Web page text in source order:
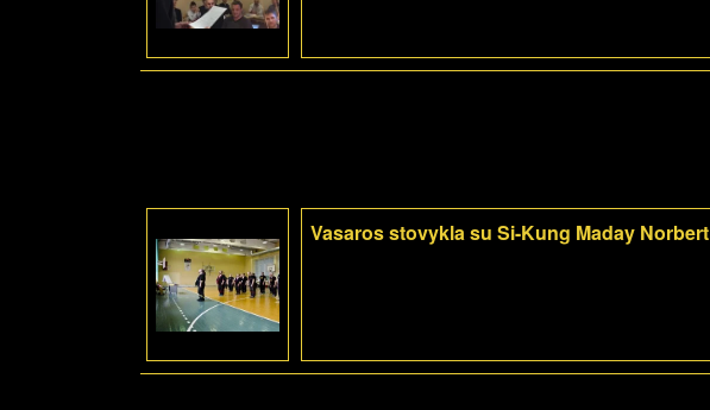
Vasaros stovykla su Si-Kung Maday Norbert